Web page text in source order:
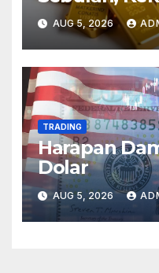
Mereda
AUG 5, 2026
TRADING
Harapan
Dolar
AUG 5, 2026